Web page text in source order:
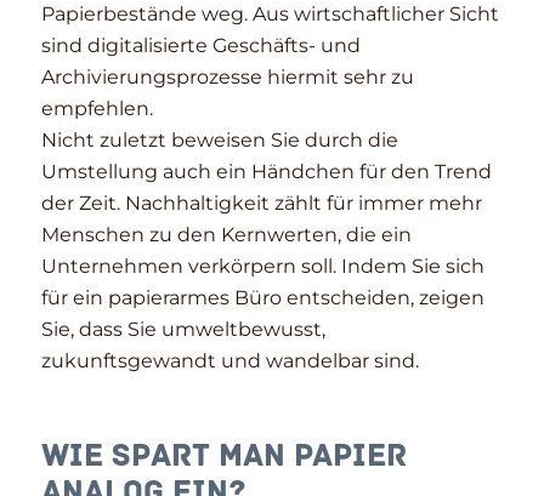
Papierbestände weg. Aus wirtschaftlicher Sicht
sind digitalisierte Geschäfts- und
Archivierungsprozesse hiermit sehr zu
empfehlen.
Nicht zuletzt beweisen Sie durch die
Umstellung auch ein Händchen für den Trend
der Zeit. Nachhaltigkeit zählt für immer mehr
Menschen zu den Kernwerten, die ein
Unternehmen verkörpern soll. Indem Sie sich
für ein papierarmes Büro entscheiden, zeigen
Sie, dass Sie umweltbewusst,
zukunftsgewandt und wandelbar sind.
Wie spart man Papier